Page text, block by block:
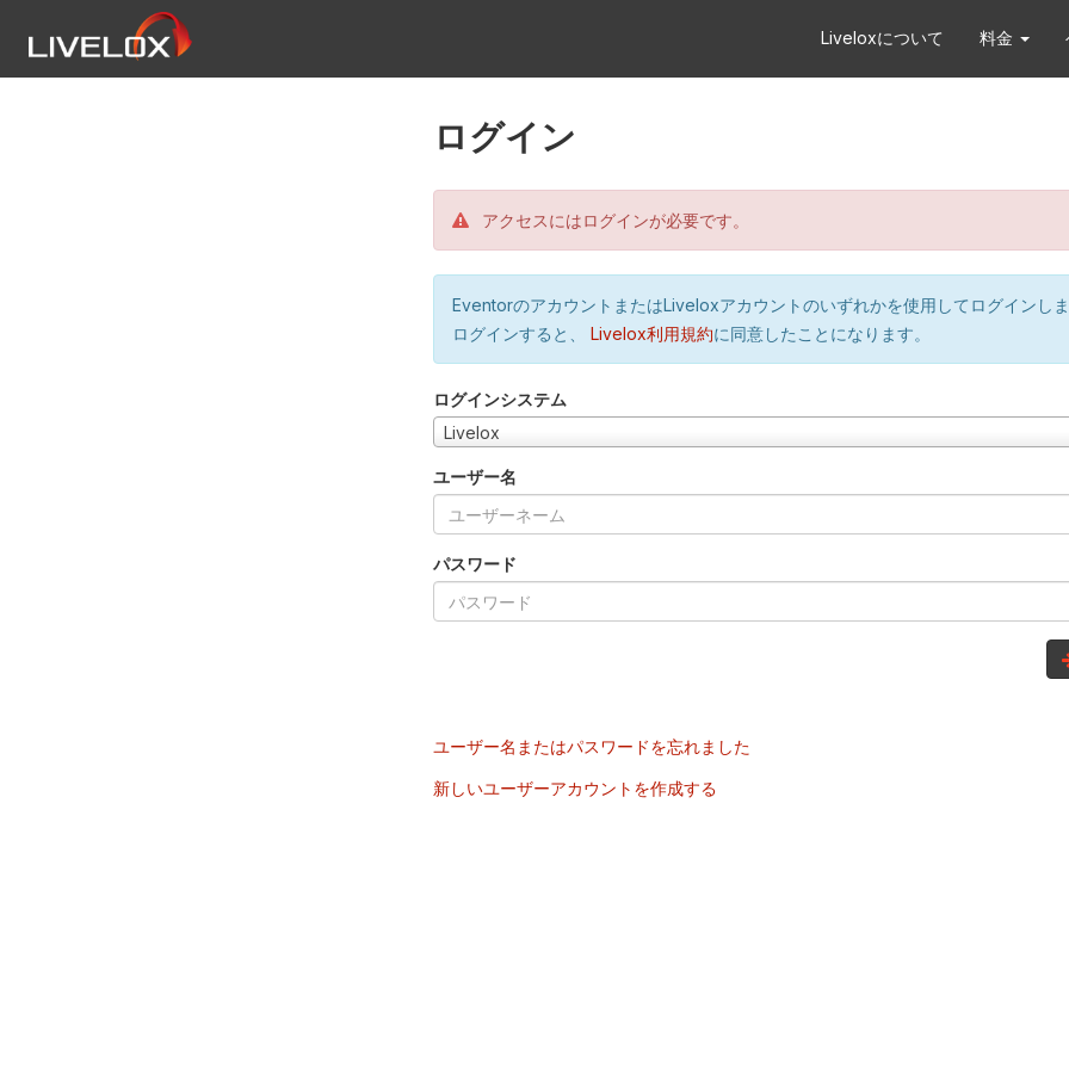
Liveloxについて 料金
ログイン
アクセスにはログインが必要です。
EventorのアカウントまたはLiveloxアカウントのいずれかを使用してログインし
ログインすると、
Livelox利用規約に同意したことになります。
ログインシステム
Livelox
ユーザー名
パスワード
ユーザー名またはパスワードを忘れました
新しいユーザーアカウントを作成する